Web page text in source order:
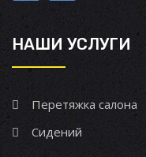
НАШИ УСЛУГИ
Перетяжка салона
Сидений